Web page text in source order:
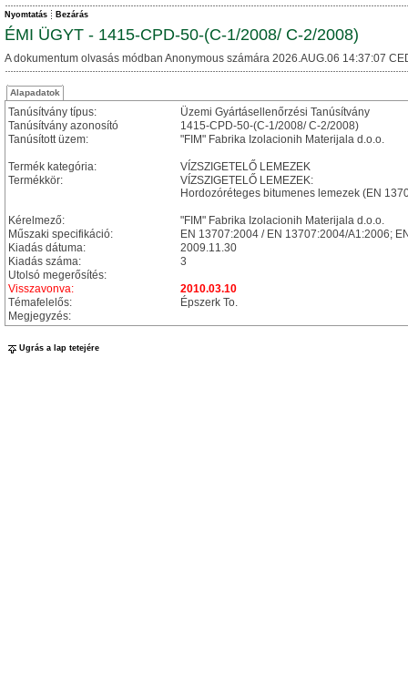
Nyomtatás Bezárás
ÉMI ÜGYT - 1415-CPD-50-(C-1/2008/ C-2/2008)
A dokumentum olvasás módban Anonymous számára 2026.AUG.06 14:37:07
Alapadatok
Tanúsítvány típus:
Üzemi Gyártásellenőrzési Tanúsítvány
Tanúsítvány azonosító
1415-CPD-50-(C-1/2008/ C-2/2008)
Tanúsított üzem:
"FIM" Fabrika Izolacionih Materijala d.o.o.
Termék kategória:
VÍZSZIGETELŐ LEMEZEK
Termékkör:
VÍZSZIGETELŐ LEMEZEK:
Hordozóréteges bitumenes lemezek (EN
Kérelmező:
"FIM" Fabrika Izolacionih Materijala d.o.o.
Műszaki specifikáció:
EN 13707:2004 / EN 13707:2004/A1:2006;
Kiadás dátuma:
2009.11.30
Kiadás száma:
3
Utolsó megerősítés:
Visszavonva:
2010.03.10
Témafelelős:
Épszerk To.
Megjegyzés:
Ugrás a lap tetejére